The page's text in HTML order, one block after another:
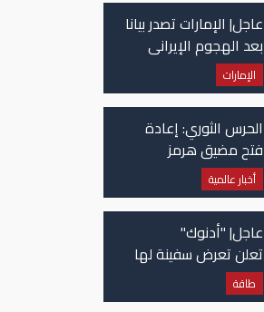
عاجل| الإمارات تصدر بيانا
بعد الهجوم الإيراني
على سفينة تابعة
لـ"أدنوك"
الإمارات
الحرس الثوري: إعادة
فتح مضيق هرمز
مرهونة بقبول واشنطن
الكامل لشروط طهران
أخبار عالمية
عاجل| "أدنوك"
تعلن تعرض سفينة لها
للاستهداف بصاروخ في
مضيق هرمز
طاقة